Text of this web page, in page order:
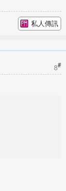
私人傳訊
8#